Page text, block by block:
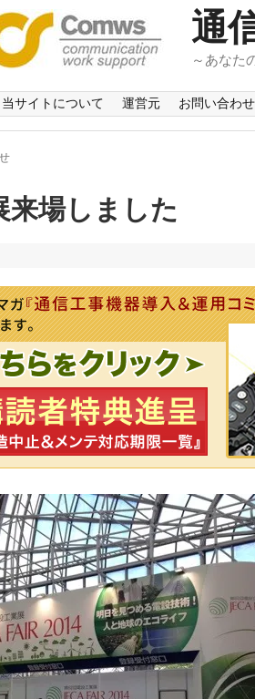
通
～あなた
当サイトについて 運営元 お問い合わせ
来場しました